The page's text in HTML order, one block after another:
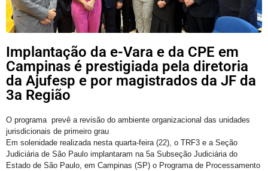
Implantação da e-Vara e da CPE em
Campinas é prestigiada pela diretoria
da Ajufesp e por magistrados da JF da
3a Região
O programa prevê a revisão do ambiente organizacional das unidades
jurisdicionais de primeiro grau
Em solenidade realizada nesta quarta-feira (22), o TRF3 e a Seção
Judiciária de São Paulo implantaram na 5a Subseção Judiciária do
Estado de São Paulo, em Campinas (SP) o Programa de Processamento